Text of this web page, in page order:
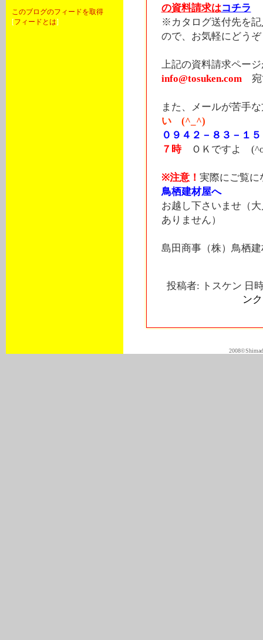
このブログのフィードを取得
[フィードとは]
の資料請求はコチラ
※カタログ送付先を
ので、お気軽にどう
上記の資料請求ペー
info@tosuken.com宛
また、メールが苦手
い (^_^)
０９４２－８３－１
７時ＯＫですよ
※注意！ 実際にご覧に
鳥栖建材屋へ
お越し下さいませ（
ありません）
島田商事（株）鳥栖
投稿者: トスケン 日
ンク